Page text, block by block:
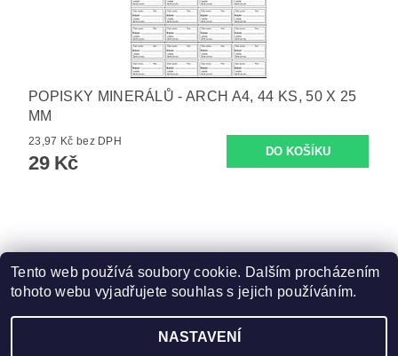
POPISKY MINERÁLŮ - ARCH A4, 44 KS, 50 X 25
MM
23,97 Kč bez DPH
29 Kč
Zboží.cz | Heureka.cz
Tento web používá soubory cookie. Dalším procházením
tohoto webu vyjadřujete souhlas s jejich používáním.
NASTAVENÍ